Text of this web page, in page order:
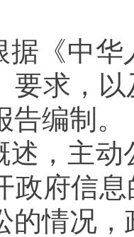
据《中
要求，以
编制。
述，主
政府信
的情况